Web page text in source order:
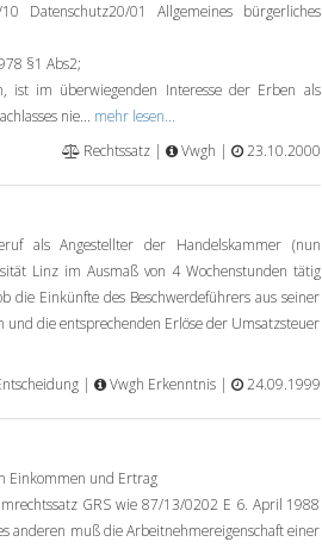
Datenschutz20/01 Allgemeines bürgerliches
§1 Abs2;
ist im überwiegenden Interesse der Erben als
nie... mehr lesen...
Rechtssatz |
Vwgh | 23.10.2000
als Angestellter der Handelskammer (nun
Linz im Ausmaß von 4 Wochenstunden tätig
die Einkünfte des Beschwerdeführers aus seiner
die entsprechenden Erlöse der Umsatzsteuer
|
Vwgh Erkenntnis | 24.09.1999
Einkommen und Ertrag
GRS wie 87/13/0202 E 6. April 1988
anderen muß die Arbeitnehmereigenschaft einer